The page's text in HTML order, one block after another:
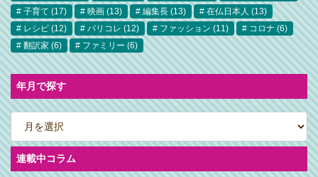
子育て (17) 映画 (13) 編集長 (13) 在仏日本人 (13)
レシピ (12) パリコレ (12) ファッション (11) コロナ (6)
翻訳家 (6) ファミリー (6)
年月で探す
ア
ー
カ
イ
ブ連載中コラム